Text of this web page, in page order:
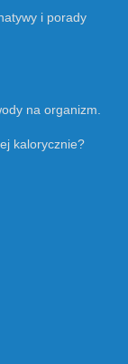
i porady
na organizm.
kalorycznie?